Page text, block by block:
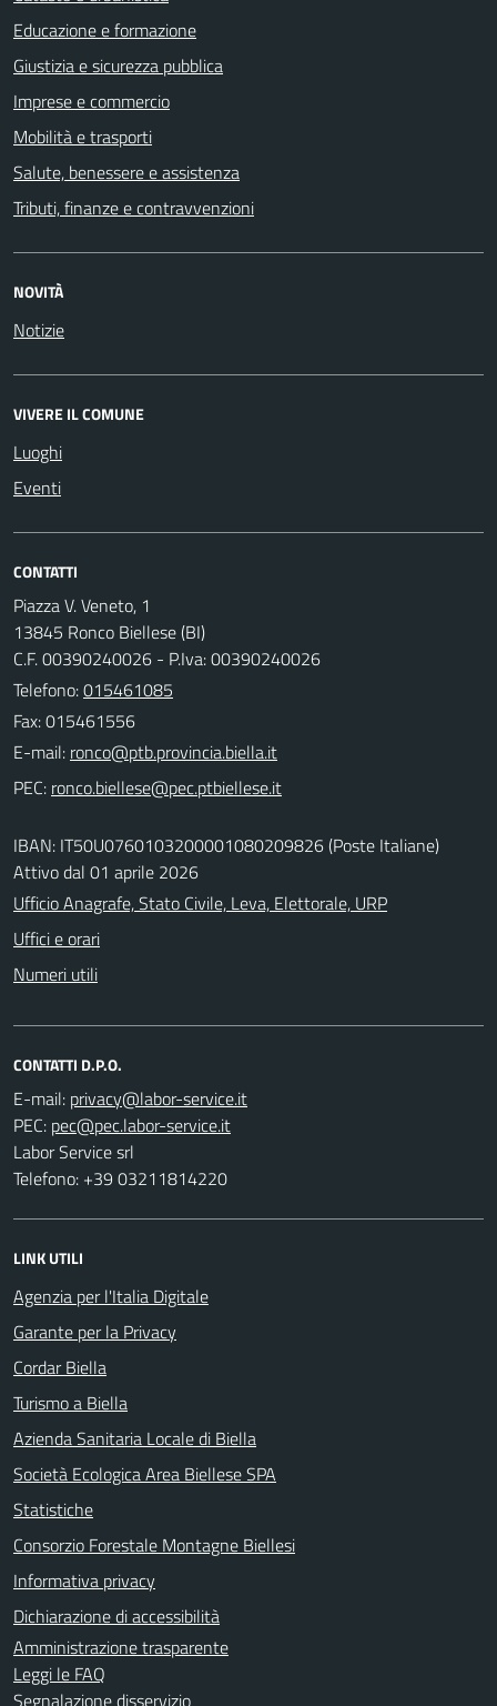
Educazione e formazione
Giustizia e sicurezza pubblica
Imprese e commercio
Mobilità e trasporti
Salute, benessere e assistenza
Tributi, finanze e contravvenzioni
NOVITÀ
Notizie
VIVERE IL COMUNE
Luoghi
Eventi
CONTATTI
Piazza V. Veneto, 1
13845 Ronco Biellese (BI)
C.F. 00390240026 - P.Iva: 00390240026
Telefono:015461085
Fax: 015461556
E-mail:
PEC:
IBAN: IT50U0760103200001080209826 (Poste Italiane)
Attivo dal 01 aprile 2026
Ufficio Anagrafe, Stato Civile, Leva, Elettorale, URP
Uffici e orari
Numeri utili
CONTATTI D.P.O.
E-mail:
PEC:
Labor Service srl
Telefono: +39 03211814220
LINK UTILI
Agenzia per l'Italia Digitale
Garante per la Privacy
Cordar Biella
Turismo a Biella
Azienda Sanitaria Locale di Biella
Società Ecologica Area Biellese SPA
Statistiche
Consorzio Forestale Montagne Biellesi
Informativa privacy
Dichiarazione di accessibilità
Amministrazione trasparente
Leggi le FAQ
Segnalazione disservizio